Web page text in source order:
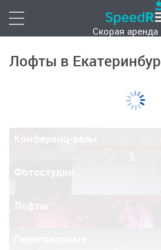
Скорая аренда
Лофты в
Конференц-залы
Фотостудии
Лофты